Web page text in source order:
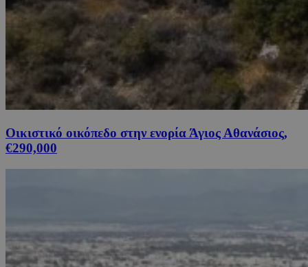
Οικιστικό οικόπεδο στην ενορία Άγιος Αθανάσιος,
€290,000